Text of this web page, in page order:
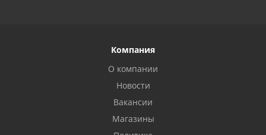
Компания
О компании
Новости
Вакансии
Магазины